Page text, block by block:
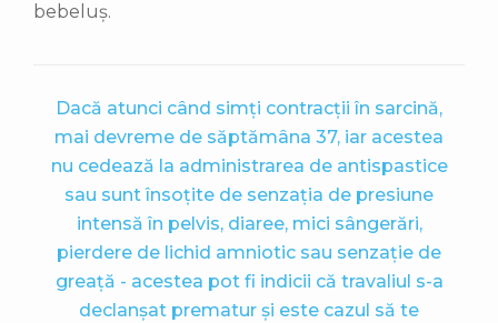
bebeluș.
Dacă atunci când simți contracții în sarcină,
mai devreme de săptămâna 37, iar acestea
nu cedează la administrarea de antispastice
sau sunt însoțite de senzația de presiune
intensă în pelvis, diaree, mici sângerări,
pierdere de lichid amniotic sau senzație de
greață - acestea pot fi indicii că travaliul s-a
declanșat prematur și este cazul să te